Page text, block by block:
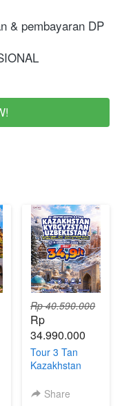
& pembayaran DP
Rp 40.590.000
Rp
34.990.000
Tour 3 Tan
Kazakhstan
Kyrgyzstan 9
Share